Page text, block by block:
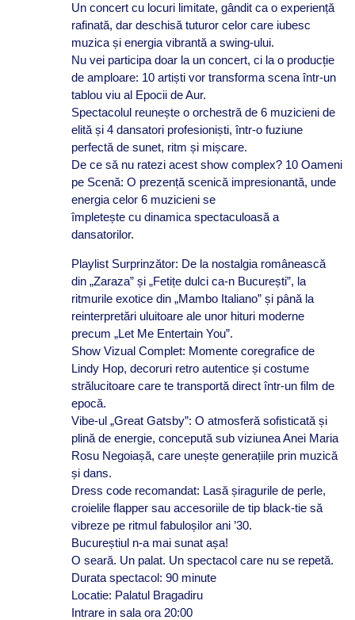
Un concert cu locuri limitate, gândit ca o experiență
rafinată, dar deschisă tuturor celor care iubesc
muzica și energia vibrantă a swing-ului.
Nu vei participa doar la un concert, ci la o producție
de amploare: 10 artiști vor transforma scena într-un
tablou viu al Epocii de Aur.
Spectacolul reunește o orchestră de 6 muzicieni de
elită și 4 dansatori profesioniști, într-o fuziune
perfectă de sunet, ritm și mișcare.
De ce să nu ratezi acest show complex? 10 Oameni
pe Scenă: O prezență scenică impresionantă, unde
energia celor 6 muzicieni se
împletește cu dinamica spectaculoasă a
dansatorilor.
Playlist Surprinzător: De la nostalgia românească
din „Zaraza” și „Fetițe dulci ca-n București”, la
ritmurile exotice din „Mambo Italiano” și până la
reinterpretări uluitoare ale unor hituri moderne
precum „Let Me Entertain You”.
Show Vizual Complet: Momente coregrafice de
Lindy Hop, decoruri retro autentice și costume
strălucitoare care te transportă direct într-un film de
epocă.
Vibe-ul „Great Gatsby”: O atmosferă sofisticată și
plină de energie, concepută sub viziunea Anei Maria
Rosu Negoiașă, care unește generațiile prin muzică
și dans.
Dress code recomandat: Lasă șiragurile de perle,
croielile flapper sau accesoriile de tip black-tie să
vibreze pe ritmul fabuloșilor ani ’30.
Bucureștiul n-a mai sunat așa!
O seară. Un palat. Un spectacol care nu se repetă.
Durata spectacol: 90 minute
Locatie: Palatul Bragadiru
Intrare in sala ora 20:00